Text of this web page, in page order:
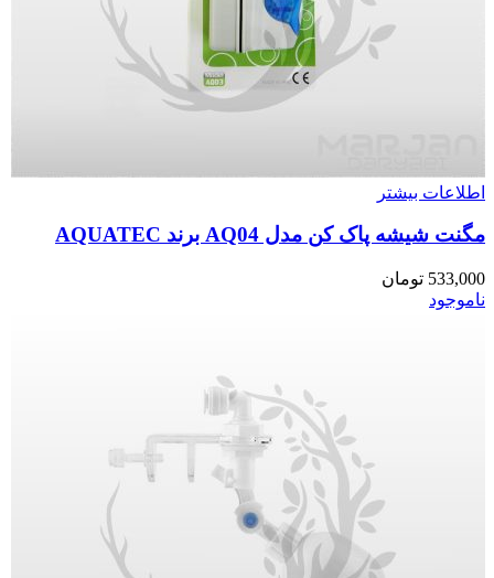
اطلاعات بیشتر
مگنت شیشه پاک کن مدل AQ04 برند AQUATEC
533,000 تومان
ناموجود